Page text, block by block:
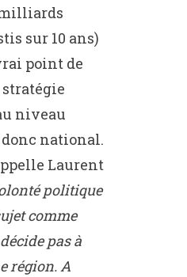
sur 10 ans)
point de
stratégie
niveau
national.
Laurent
politique
comme
pas à
région. A